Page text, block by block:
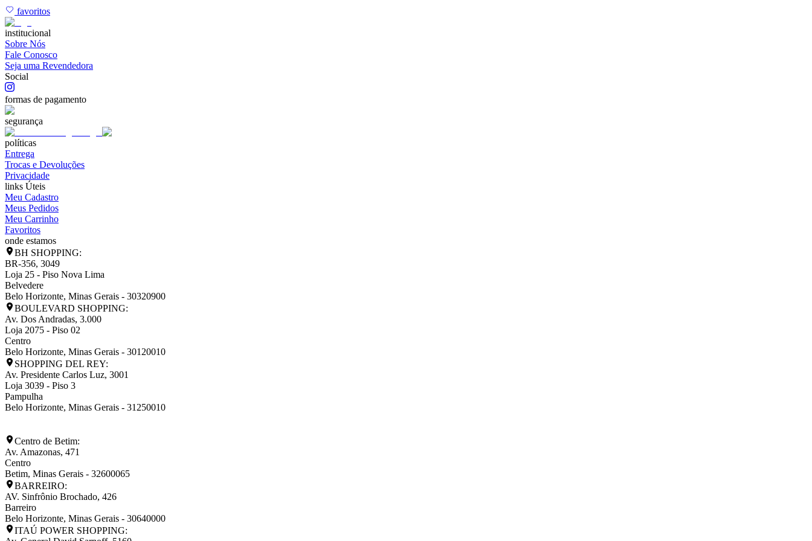
favoritos
institucional
Sobre Nós
Fale Conosco
Seja uma Revendedora
Social
formas de pagamento
segurança
políticas
Entrega
Trocas e Devoluções
Privacidade
links Úteis
Meu Cadastro
Meus Pedidos
Meu Carrinho
Favoritos
onde estamos
BH SHOPPING:
BR-356, 3049
Loja 25 - Piso Nova Lima
Belvedere
Belo Horizonte, Minas Gerais - 30320900
BOULEVARD SHOPPING:
Av. Dos Andradas, 3.000
Loja 2075 - Piso 02
Centro
Belo Horizonte, Minas Gerais - 30120010
SHOPPING DEL REY:
Av. Presidente Carlos Luz, 3001
Loja 3039 - Piso 3
Pampulha
Belo Horizonte, Minas Gerais - 31250010
Centro de Betim:
Av. Amazonas, 471
Centro
Betim, Minas Gerais - 32600065
BARREIRO:
AV. Sinfrônio Brochado, 426
Barreiro
Belo Horizonte, Minas Gerais - 30640000
ITAÚ POWER SHOPPING: